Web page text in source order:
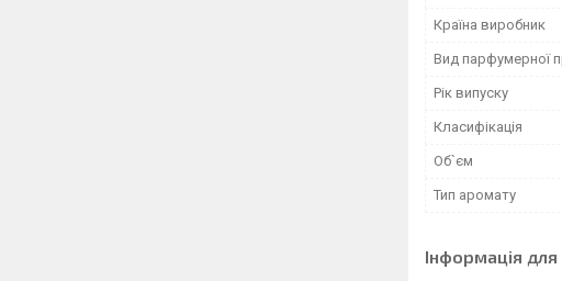
Країна виробник
Вид парфумерної
Рік випуску
Класифікація
Об`єм
Тип аромату
Інформація